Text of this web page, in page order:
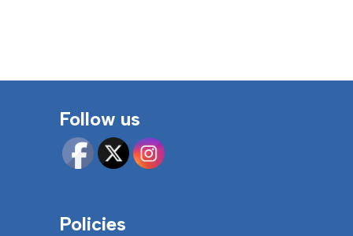
Follow us
Policies